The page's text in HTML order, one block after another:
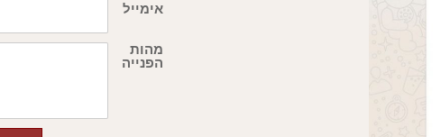
אימייל
מהות
הפנייה